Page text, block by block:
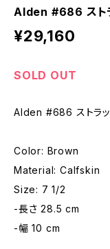
Alden #686 スト
¥29,160
SOLD OUT
Alden #686 ストラッ
Color: Brown
Material: Calfskin
Size: 7 1/2
-長さ 28.5 cm
-幅 10 cm